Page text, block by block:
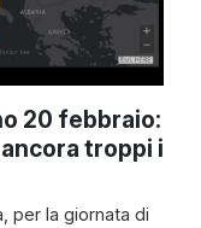
20 febbraio:
troppi i
per la giornata di